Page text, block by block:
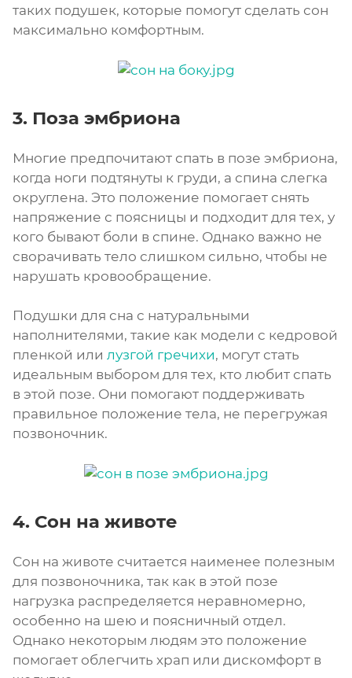
таких подушек, которые помогут сделать сон
максимально комфортным.
3. Поза эмбриона
Многие предпочитают спать в позе эмбриона,
когда ноги подтянуты к груди, а спина слегка
округлена. Это положение помогает снять
напряжение с поясницы и подходит для тех, у
кого бывают боли в спине. Однако важно не
сворачивать тело слишком сильно, чтобы не
нарушать кровообращение.
Подушки для сна с натуральными
наполнителями, такие как модели с кедровой
пленкой или лузгой гречихи, могут стать
идеальным выбором для тех, кто любит спать
в этой позе. Они помогают поддерживать
правильное положение тела, не перегружая
позвоночник.
4. Сон на животе
Сон на животе считается наименее полезным
для позвоночника, так как в этой позе
нагрузка распределяется неравномерно,
особенно на шею и поясничный отдел.
Однако некоторым людям это положение
помогает облегчить храп или дискомфорт в